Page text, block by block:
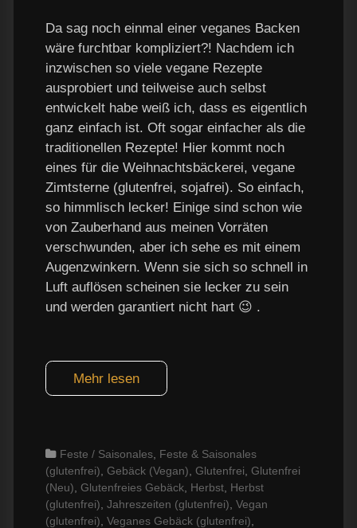
Da sag noch einmal einer veganes Backen
wäre furchtbar kompliziert?! Nachdem ich
inzwischen so viele vegane Rezepte
ausprobiert und teilweise auch selbst
entwickelt habe weiß ich, dass es eigentlich
ganz einfach ist. Oft sogar einfacher als die
traditionellen Rezepte! Hier kommt noch
eines für die Weihnachtsbäckerei, vegane
Zimtsterne (glutenfrei, sojafrei). So einfach,
so himmlisch lecker! Einige sind schon wie
von Zauberhand aus meinen Vorräten
verschwunden, aber ich sehe es mit einem
Augenzwinkern. Wenn sie sich so schnell in
Luft auflösen scheinen sie lecker zu sein
und werden garantiert nicht hart 😉 .
Mehr lesen
Categories
Feste / Saisonales Feste & Saisonales
(glutenfrei)
Gebäck (Vegan) Glutenfrei
Glutenfrei
(Neu)
Glutenfreies Gebäck Herbst Herbst
(glutenfrei) Jahreszeiten (glutenfrei) Vegan
(glutenfrei) Veganes Gebäck (glutenfrei)